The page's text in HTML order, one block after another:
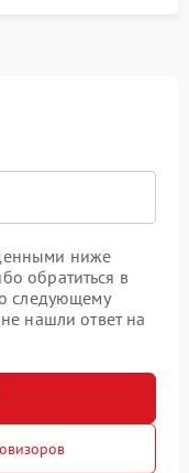
ниже
обратиться в
следующему
нашли ответ на